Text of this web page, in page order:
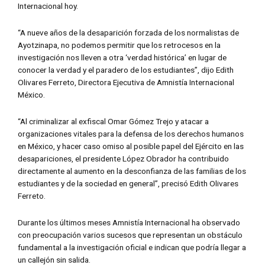
Internacional hoy.
“A nueve años de la desaparición forzada de los normalistas de
Ayotzinapa, no podemos permitir que los retrocesos en la
investigación nos lleven a otra ‘verdad histórica’ en lugar de
conocer la verdad y el paradero de los estudiantes”, dijo Edith
Olivares Ferreto, Directora Ejecutiva de Amnistía Internacional
México.
“Al criminalizar al exfiscal Omar Gómez Trejo y atacar a
organizaciones vitales para la defensa de los derechos humanos
en México, y hacer caso omiso al posible papel del Ejército en las
desapariciones, el presidente López Obrador ha contribuido
directamente al aumento en la desconfianza de las familias de los
estudiantes y de la sociedad en general”, precisó Edith Olivares
Ferreto.
Durante los últimos meses Amnistía Internacional ha observado
con preocupación varios sucesos que representan un obstáculo
fundamental a la investigación oficial e indican que podría llegar a
un callejón sin salida.